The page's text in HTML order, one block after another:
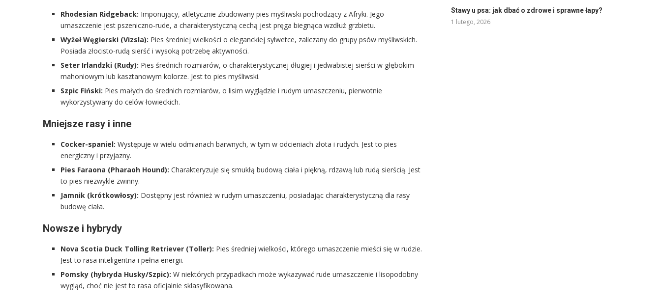
Rhodesian Ridgeback: Imponujący, atletycznie zbudowany pies myśliwski pochodzący z Afryki. Jego
umaszczenie jest pszeniczno-rude, a charakterystyczną cechą jest pręga biegnąca wzdłuż grzbietu.
Wyżeł Węgierski (Vizsla): Pies średniej wielkości o eleganckiej sylwetce, zaliczany do grupy psów myśliwskich.
Posiada złocisto-rudą sierść i wysoką potrzebę aktywności.
Seter Irlandzki (Rudy): Pies średnich rozmiarów, o charakterystycznej długiej i jedwabistej sierści w głębokim
mahoniowym lub kasztanowym kolorze. Jest to pies myśliwski.
Szpic Fiński: Pies małych do średnich rozmiarów, o lisim wyglądzie i rudym umaszczeniu, pierwotnie
wykorzystywany do celów łowieckich.
Mniejsze rasy i inne
Cocker-spaniel: Występuje w wielu odmianach barwnych, w tym w odcieniach złota i rudych. Jest to pies
energiczny i przyjazny.
Pies Faraona (Pharaoh Hound): Charakteryzuje się smukłą budową ciała i piękną, rdzawą lub rudą sierścią. Jest
to pies niezwykle zwinny.
Jamnik (krótkowłosy): Dostępny jest również w rudym umaszczeniu, posiadając charakterystyczną dla rasy
budowę ciała.
Nowsze i hybrydy
Nova Scotia Duck Tolling Retriever (Toller): Pies średniej wielkości, którego umaszczenie mieści się w rudzie.
Jest to rasa inteligentna i pełna energii.
Pomsky (hybryda Husky/Szpic): W niektórych przypadkach może wykazywać rude umaszczenie i lisopodobny
wygląd, choć nie jest to rasa oficjalnie sklasyfikowana.
Stawy u psa: jak dbać o zdrowe i sprawne łapy?
1 lutego, 2026